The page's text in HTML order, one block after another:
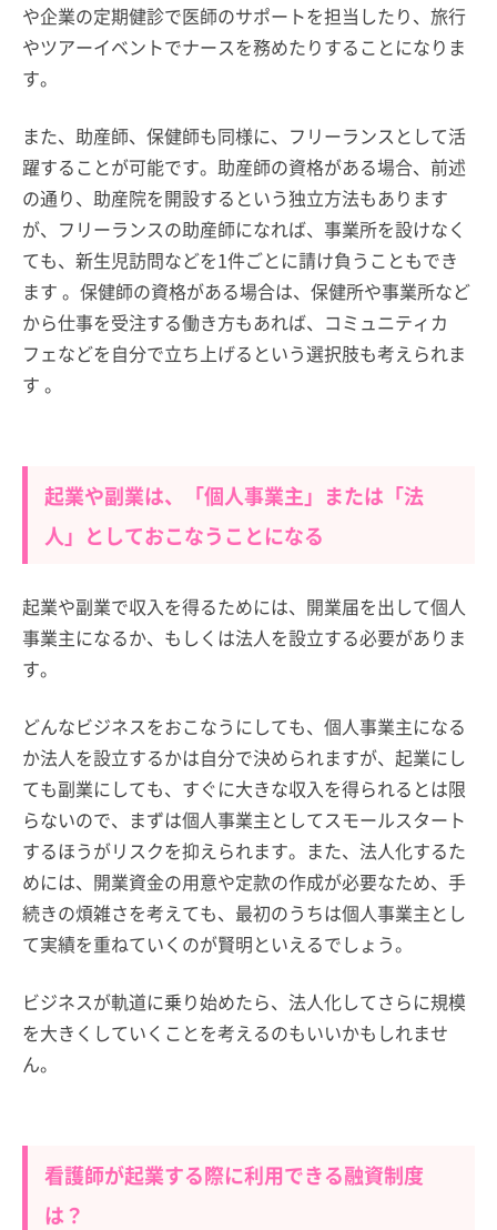
や企業の定期健診で医師のサポートを担当したり、旅行
やツアーイベントでナースを務めたりすることになりま
す。
また、助産師、保健師も同様に、フリーランスとして活
躍することが可能です。助産師の資格がある場合、前述
の通り、助産院を開設するという独立方法もあります
が、フリーランスの助産師になれば、事業所を設けなく
ても、新生児訪問などを1件ごとに請け負うこともでき
ます 。保健師の資格がある場合は、保健所や事業所など
から仕事を受注する働き方もあれば、コミュニティカ
フェなどを自分で立ち上げるという選択肢も考えられま
す 。
起業や副業は、「個人事業主」または「法
人」としておこなうことになる
起業や副業で収入を得るためには、開業届を出して個人
事業主になるか、もしくは法人を設立する必要がありま
す。
どんなビジネスをおこなうにしても、個人事業主になる
か法人を設立するかは自分で決められますが、起業にし
ても副業にしても、すぐに大きな収入を得られるとは限
らないので、まずは個人事業主としてスモールスタート
するほうがリスクを抑えられます。また、法人化するた
めには、開業資金の用意や定款の作成が必要なため、手
続きの煩雑さを考えても、最初のうちは個人事業主とし
て実績を重ねていくのが賢明といえるでしょう。
ビジネスが軌道に乗り始めたら、法人化してさらに規模
を大きくしていくことを考えるのもいいかもしれませ
ん。
看護師が起業する際に利用できる融資制度
は？